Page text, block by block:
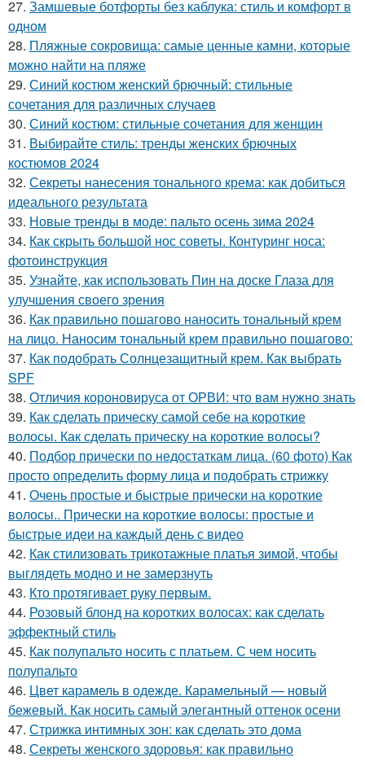
27. Замшевые ботфорты без каблука: стиль и комфорт в
одном
28. Пляжные сокровища: самые ценные камни, которые
можно найти на пляже
29. Синий костюм женский брючный: стильные
сочетания для различных случаев
30. Синий костюм: стильные сочетания для женщин
31. Выбирайте стиль: тренды женских брючных
костюмов 2024
32. Секреты нанесения тонального крема: как добиться
идеального результата
33. Новые тренды в моде: пальто осень зима 2024
34. Как скрыть большой нос советы. Контуринг носа:
фотоинструкция
35. Узнайте, как использовать Пин на доске Глаза для
улучшения своего зрения
36. Как правильно пошагово наносить тональный крем
на лицо. Наносим тональный крем правильно пошагово:
37. Как подобрать Солнцезащитный крем. Как выбрать
SPF
38. Отличия короновируса от ОРВИ: что вам нужно знать
39. Как сделать прическу самой себе на короткие
волосы. Как сделать прическу на короткие волосы?
40. Подбор прически по недостаткам лица. (60 фото) Как
просто определить форму лица и подобрать стрижку
41. Очень простые и быстрые прически на короткие
волосы.. Прически на короткие волосы: простые и
быстрые идеи на каждый день с видео
42. Как стилизовать трикотажные платья зимой, чтобы
выглядеть модно и не замерзнуть
43. Кто протягивает руку первым.
44. Розовый блонд на коротких волосах: как сделать
эффектный стиль
45. Как полупальто носить с платьем. С чем носить
полупальто
46. Цвет карамель в одежде. Карамельный — новый
бежевый. Как носить самый элегантный оттенок осени
47. Стрижка интимных зон: как сделать это дома
48. Секреты женского здоровья: как правильно